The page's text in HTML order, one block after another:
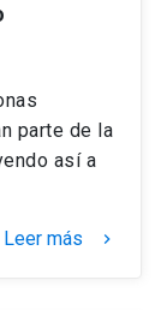
parte de la
así a
Leer más keyboard_arrow_right